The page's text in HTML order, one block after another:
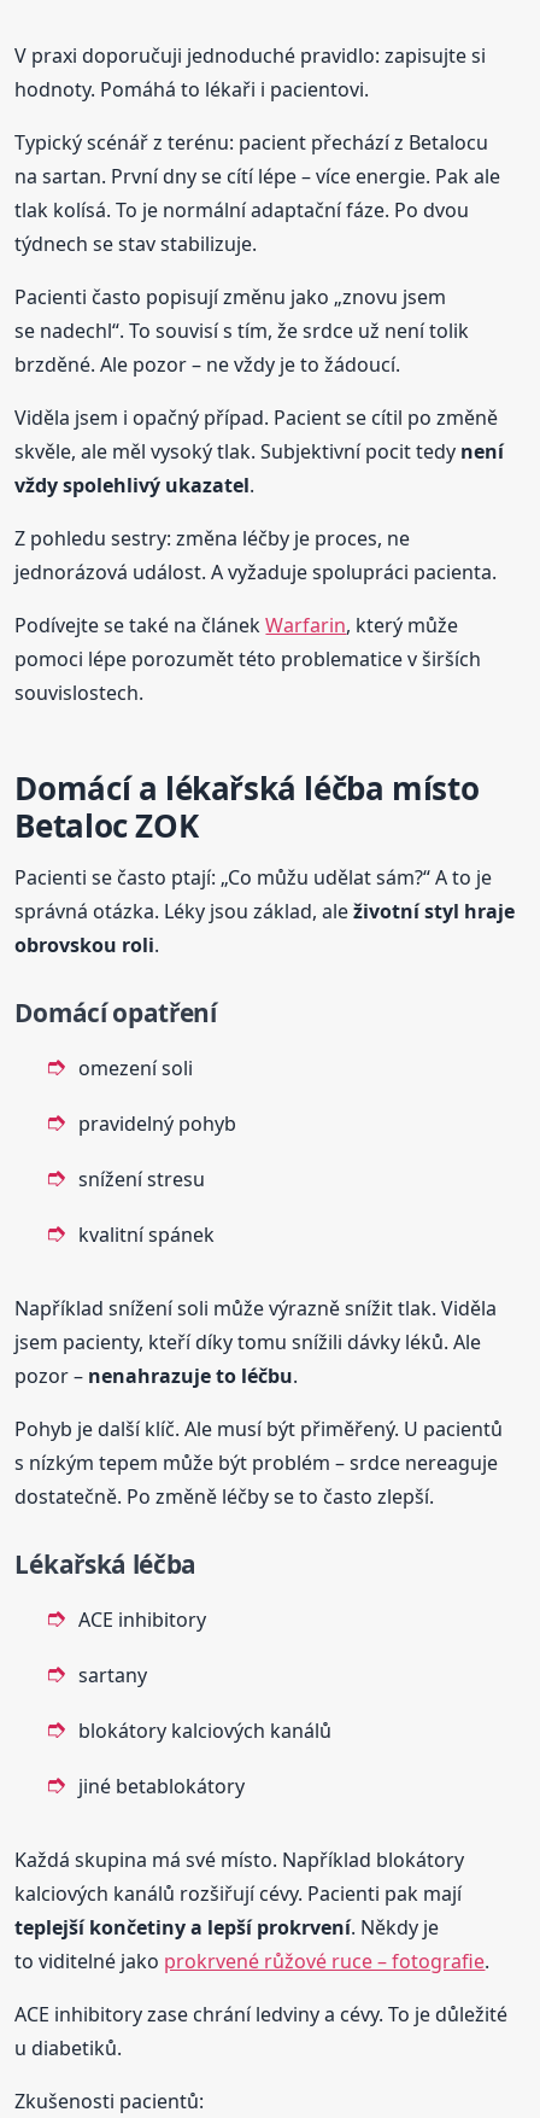
V praxi doporučuji jednoduché pravidlo: zapisujte si
hodnoty. Pomáhá to lékaři i pacientovi.
Typický scénář z terénu: pacient přechází z Betalocu
na sartan. První dny se cítí lépe – více energie. Pak ale
tlak kolísá. To je normální adaptační fáze. Po dvou
týdnech se stav stabilizuje.
Pacienti často popisují změnu jako „znovu jsem
se nadechl“. To souvisí s tím, že srdce už není tolik
brzděné. Ale pozor – ne vždy je to žádoucí.
Viděla jsem i opačný případ. Pacient se cítil po změně
skvěle, ale měl vysoký tlak. Subjektivní pocit tedy není
vždy spolehlivý ukazatel.
Z pohledu sestry: změna léčby je proces, ne
jednorázová událost. A vyžaduje spolupráci pacienta.
Podívejte se také na článekWarfarin, který může
pomoci lépe porozumět této problematice v širších
souvislostech.
Domácí a lékařská léčba místo
Betaloc ZOK
Pacienti se často ptají: „Co můžu udělat sám?“ A to je
správná otázka. Léky jsou základ, aleživotní styl hraje
obrovskou roli.
Domácí opatření
omezení soli
pravidelný pohyb
snížení stresu
kvalitní spánek
Například snížení soli může výrazně snížit tlak. Viděla
jsem pacienty, kteří díky tomu snížili dávky léků. Ale
pozor – nenahrazuje to léčbu.
Pohyb je další klíč. Ale musí být přiměřený. U pacientů
s nízkým tepem může být problém – srdce nereaguje
dostatečně. Po změně léčby se to často zlepší.
Lékařská léčba
ACE inhibitory
sartany
blokátory kalciových kanálů
jiné betablokátory
Každá skupina má své místo. Například blokátory
kalciových kanálů rozšiřují cévy. Pacienti pak mají
teplejší končetiny a lepší prokrvení. Někdy je
to viditelné jako prokrvené růžové ruce – fotografie.
ACE inhibitory zase chrání ledviny a cévy. To je důležité
u diabetiků.
Zkušenosti pacientů: